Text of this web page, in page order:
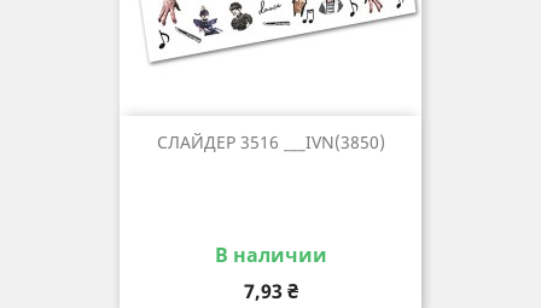
СЛАЙДЕР 3516 ___IVN(3850)
В наличии
Цена
7,93 ₴